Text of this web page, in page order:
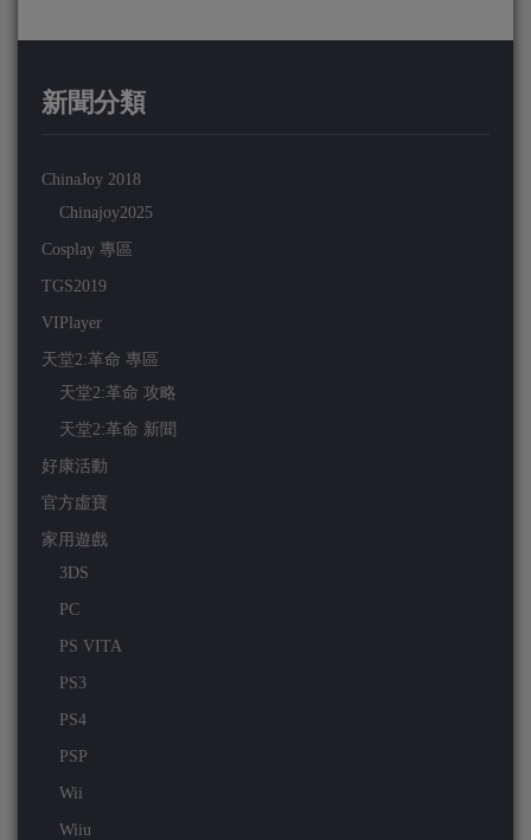
新聞分類
ChinaJoy 2018
Chinajoy2025
Cosplay 專區
TGS2019
VIPlayer
天堂2:革命 專區
天堂2:革命 攻略
天堂2:革命 新聞
好康活動
官方虛寶
家用遊戲
3DS
PC
PS VITA
PS3
PS4
PSP
Wii
Wiiu